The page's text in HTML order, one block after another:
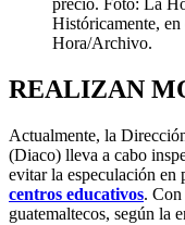
Históricamente,
Hora/Archivo.
REALIZAN
Actualmente, la
(Diaco) lleva a cabo
evitar la especulación en
centros educativos. Con
guatemaltecos, según la